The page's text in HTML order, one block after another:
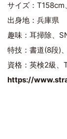
サイズ：
出身地：兵庫県
趣味：耳掃除、
特技：書道(8段)
資格：英検2級、
https://